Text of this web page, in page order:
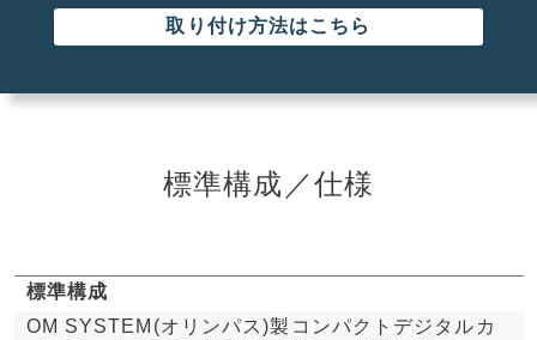
取り付け方法はこちら
標準構成／仕様
標準構成
OM SYSTEM(オリンパス)製コンパクトデジタルカ